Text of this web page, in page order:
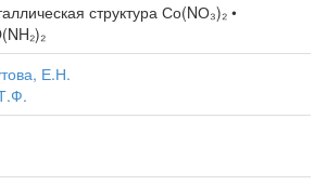
структура Со(NО₃)₂ •
Е.Н.